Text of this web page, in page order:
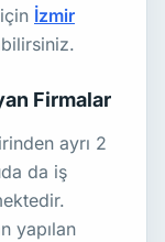
İzmir
Firmalar
ayrı 2
da iş
yapılan